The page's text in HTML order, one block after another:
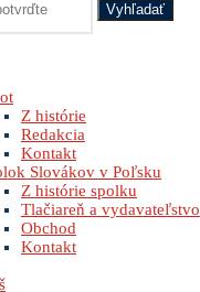
Vyhľadať
Z histórie
Redakcia
Kontakt
Slovákov v Poľsku
Z histórie spolku
Tlačiareň a vydavateľstvo
Obchod
Kontakt